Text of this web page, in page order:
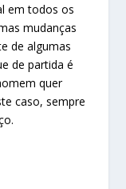
em todos os
mudanças
de algumas
de partida é
quer
caso, sempre